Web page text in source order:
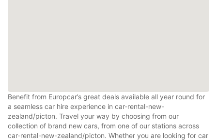
Benefit from Europcar’s great deals available all year round for
a seamless car hire experience in car-rental-new-
zealand/picton. Travel your way by choosing from our
collection of brand new cars, from one of our stations across
car-rental-new-zealand/picton. Whether you are looking for car